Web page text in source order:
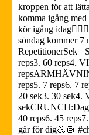
kroppen för att
komma igång med
kör igång
söndag kommer 7
RepetitionerSek=
reps3. 60 reps4.
reps5. 7 reps6. 7
20 sek3. 30 sek4.
40 reps6. 45
går för dig💪🏻